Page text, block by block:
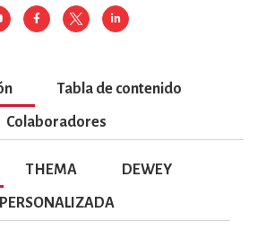
Tabla de contenido
Colaboradores
THEMA DEWEY
PERSONALIZADA